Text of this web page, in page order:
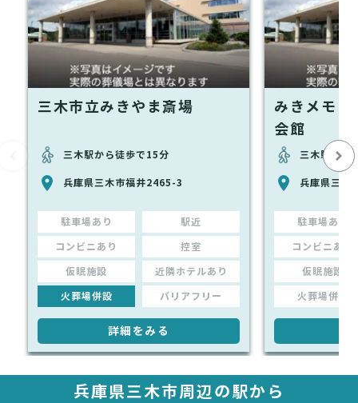
三木市立みきやま斎場
三木駅から徒歩で15分
兵庫県三木市福井2465-3
駐車場あり 駅近
コンビニあり 控室
仮眠施設 近隣ホテルあり
火葬場併設 バリアフリー
詳細をみる
みきメモリ
会館
三木駅から
兵庫県三木
駐車場あり
コンビニあり
仮眠施設
火葬場併設
兵庫県三木市周辺の駅から